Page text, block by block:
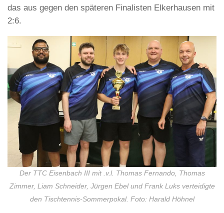
das aus gegen den späteren Finalisten Elkerhausen mit
2:6.
Der TTC Eisenbach III mit .v.l. Thomas Fernando, Thomas
Zimmer, Liam Schneider, Jürgen Ebel und Frank Luks verteidigte
den Tischtennis-Sommerpokal. Foto: Harald Höhnel